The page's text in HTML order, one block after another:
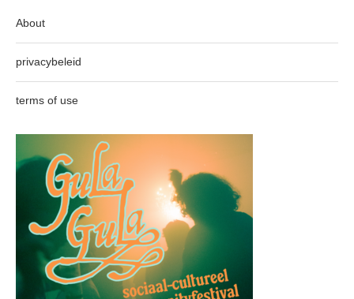
About
privacybeleid
terms of use